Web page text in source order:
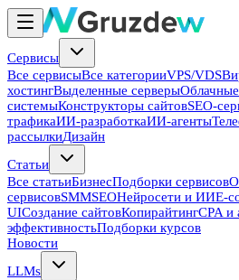
Сервисы
Все сервисыВсе категорииVPS/VDS
хостингВыделенные серверы
системыКонструкторы сайтовSEO-
трафикаИИ-разработкаИИ-агенты
рассылкиДизайн
Статьи
Все статьиБизнесПодборки сервисов
сервисовSMMSEOНейросети и ИИE-
UIСоздание сайтовКопирайтингCPA и
эффективностьПодборки курсов
Новости
LLMs